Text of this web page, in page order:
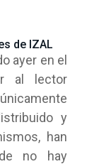
de IZAL
ayer en el
al lector
y
han
no hay